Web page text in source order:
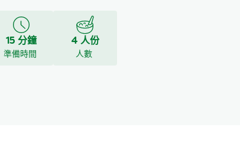
15 分鐘
準備時間
4 人份
人數